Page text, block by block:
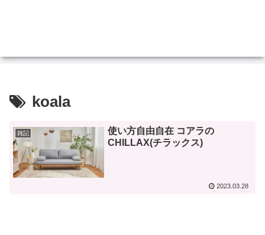
koala
雑記
使い方自由自在 コアラの
CHILLAX(チラックス)
2023.03.28